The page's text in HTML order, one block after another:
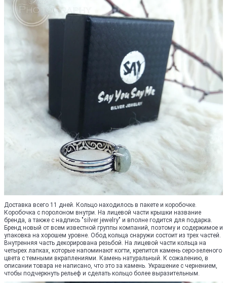
Доставка всего 11 дней. Кольцо находилось в пакете и коробочке.
Коробочка с поролоном внутри. На лицевой части крышки название
бренда, а также с надпись "silver jewelry" и вполне годится для подарка.
Бренд новый от всем известной группы компаний, поэтому и содержимое и
упаковка на хорошем уровне. Обод кольца снаружи состоит из трех частей.
Внутренняя часть декорирована резьбой. На лицевой части кольца на
четырех лапках, которые напоминают когти, крепится камень серо-зеленого
цвета с темными вкраплениями. Камень натуральный. К сожалению, в
описании товара не написано, что это за камень. Украшение с чернением,
чтобы подчеркнуть рельеф и сделать кольцо более выразительным.